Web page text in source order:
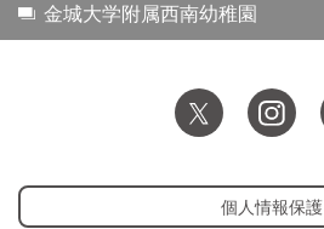
金城大学附属西南幼稚園
個人情報保護